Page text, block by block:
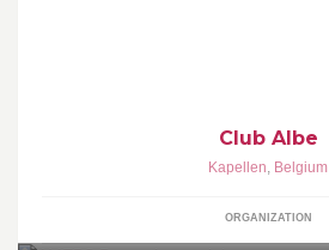
Club Albe
Kapellen, Belgium
ORGANIZATION